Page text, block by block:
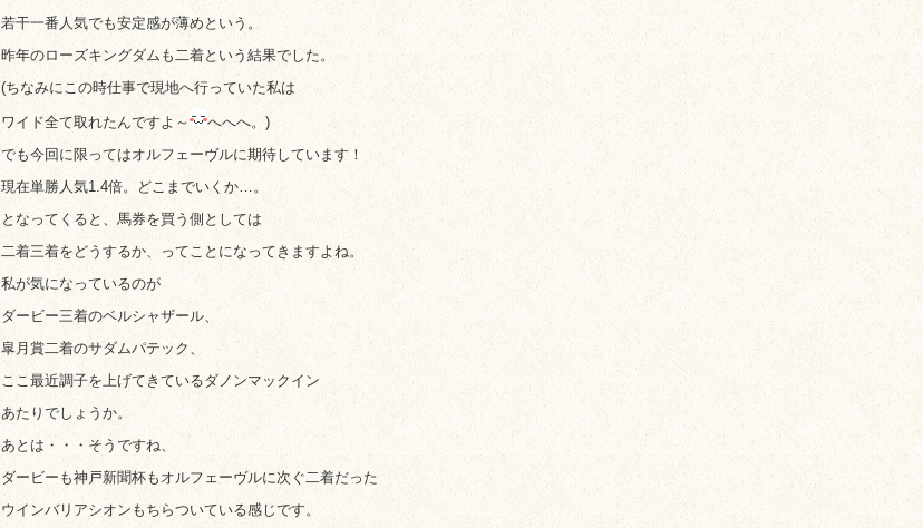
若干一番人気でも安定感が薄めという。
昨年のローズキングダムも二着という結果でした。
(ちなみにこの時仕事で現地へ行っていた私は
ワイド全て取れたんですよ～
へへへ。)
でも今回に限ってはオルフェーヴルに期待しています！
現在単勝人気1.4倍。どこまでいくか…。
となってくると、馬券を買う側としては
二着三着をどうするか、ってことになってきますよね。
私が気になっているのが
ダービー三着のベルシャザール、
皐月賞二着のサダムパテック、
ここ最近調子を上げてきているダノンマックイン
あたりでしょうか。
あとは・・・そうですね、
ダービーも神戸新聞杯もオルフェーヴルに次ぐ二着だった
ウインバリアシオンもちらついている感じです。